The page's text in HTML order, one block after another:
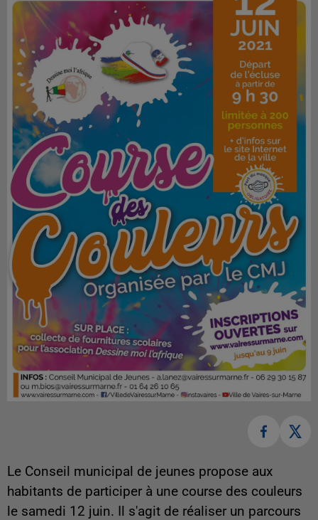
Le Conseil municipal de jeunes propose aux
habitants de participer à une course des couleurs
le samedi 12 juin. Il s'agit de réaliser un parcours